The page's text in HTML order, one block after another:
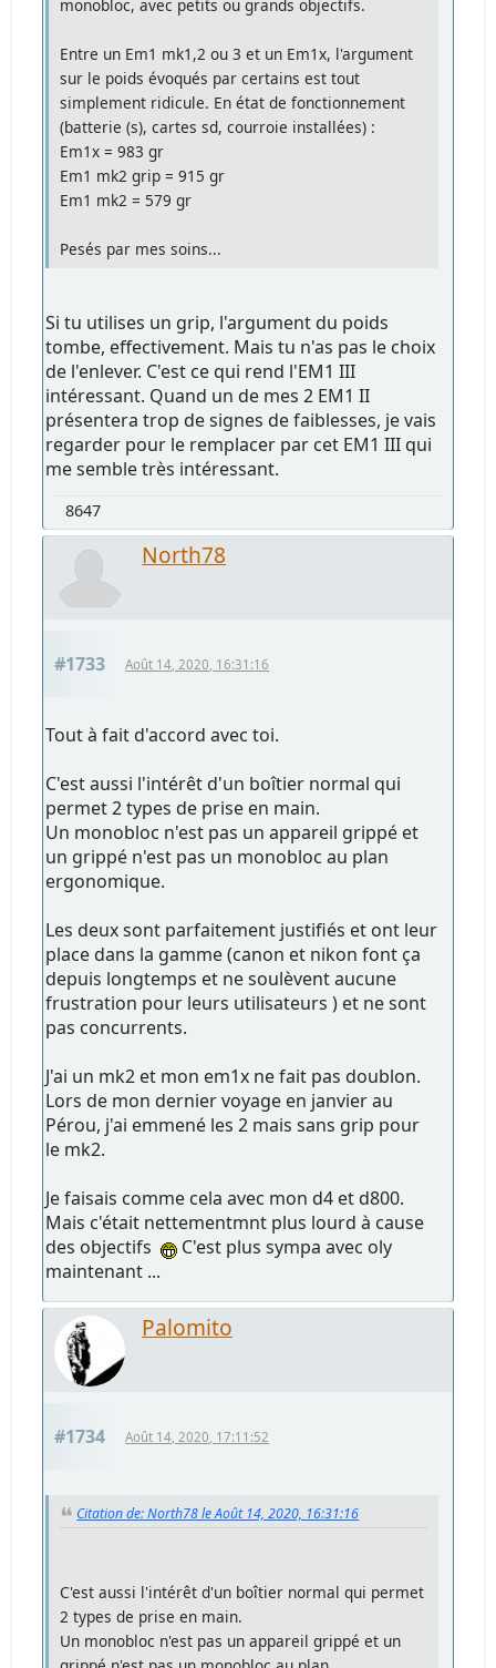
monobloc, avec petits ou grands objectifs.
Entre un Em1 mk1,2 ou 3 et un Em1x, l'argument
sur le poids évoqués par certains est tout
simplement ridicule. En état de fonctionnement
(batterie (s), cartes sd, courroie installées) :
Em1x = 983 gr
Em1 mk2 grip = 915 gr
Em1 mk2 = 579 gr
Pesés par mes soins...
Si tu utilises un grip, l'argument du poids
tombe, effectivement. Mais tu n'as pas le choix
de l'enlever. C'est ce qui rend l'EM1 III
intéressant. Quand un de mes 2 EM1 II
présentera trop de signes de faiblesses, je vais
regarder pour le remplacer par cet EM1 III qui
me semble très intéressant.
8647
North78
#1733 Août 14, 2020, 16:31:16
Tout à fait d'accord avec toi.
C'est aussi l'intérêt d'un boîtier normal qui
permet 2 types de prise en main.
Un monobloc n'est pas un appareil grippé et
un grippé n'est pas un monobloc au plan
ergonomique.
Les deux sont parfaitement justifiés et ont leur
place dans la gamme (canon et nikon font ça
depuis longtemps et ne soulèvent aucune
frustration pour leurs utilisateurs ) et ne sont
pas concurrents.
J'ai un mk2 et mon em1x ne fait pas doublon.
Lors de mon dernier voyage en janvier au
Pérou, j'ai emmené les 2 mais sans grip pour
le mk2.
Je faisais comme cela avec mon d4 et d800.
Mais c'était nettementmnt plus lourd à cause
des objectifs
C'est plus sympa avec oly
maintenant ...
Palomito
#1734 Août 14, 2020, 17:11:52
Citation de: North78 le Août 14, 2020, 16:31:16
C'est aussi l'intérêt d'un boîtier normal qui permet
2 types de prise en main.
Un monobloc n'est pas un appareil grippé et un